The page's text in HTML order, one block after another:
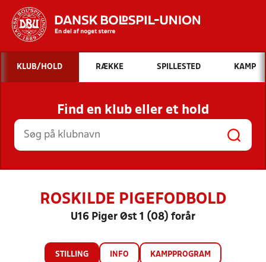
Hvad vil du søge efter?
INDHOLD OG NYHEDER
STILLINGER, RESULTATER, KLUBBER OG
HOLD
KLUB/HOLD RÆKKE SPILLESTED KAMP
Find en klub eller et hold
ROSKILDE PIGEFODBOLD
U16 Piger Øst 1 (08) forår
STILLING INFO KAMPPROGRAM